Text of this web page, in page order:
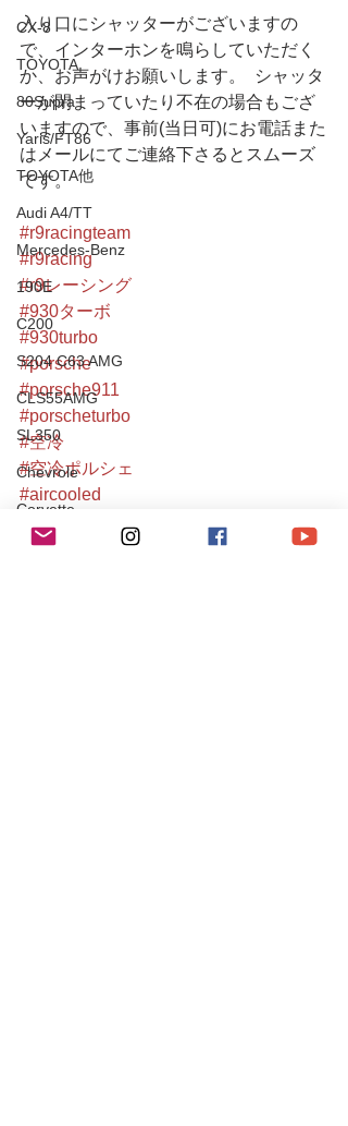
CX-8
TOYOTA
80Supra
Yaris/FT86
TOYOTA他
Audi A4/TT
Mercedes-Benz
190E
C200
S204 C63 AMG
CLS55AMG
SL350
Chevrole
Corvette
PEUGEOT
入り口にシャッターがございますの
で、インターホンを鳴らしていただく
か、お声がけお願いします。  シャッタ
ーが閉まっていたり不在の場合もござ
いますので、事前(当日可)にお電話また
はメールにてご連絡下さるとスムーズ
です。
#r9racingteam
#r9racing
#r9レーシング
#930ターボ
#930turbo
#porsche
#porsche911
#porscheturbo
#空冷
#空冷ポルシェ
#aircooled
#tuningcar